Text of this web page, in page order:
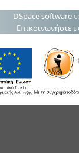
DSpace software
Επικοινωνήστε